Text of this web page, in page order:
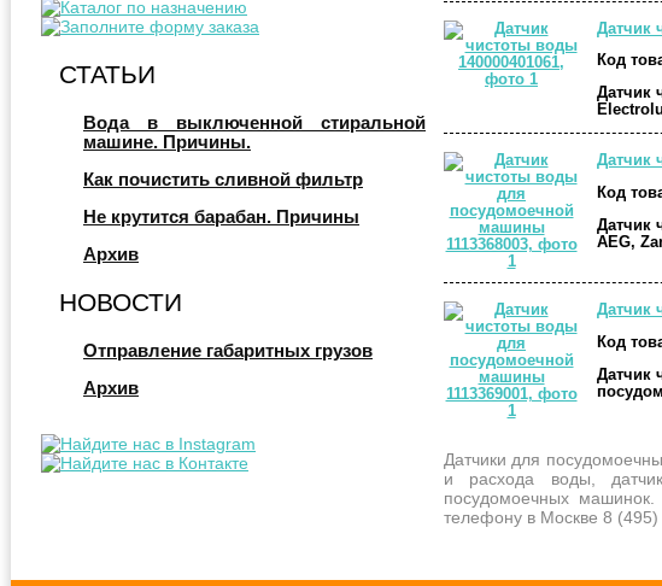
СТАТЬИ
Вода в выключенной стиральной
машине. Причины.
Как почистить сливной фильтр
Не крутится барабан. Причины
Архив
НОВОСТИ
Отправление габаритных грузов
Архив
Датчик
Код
Датчик
Датчик
Код
Датчик
AEG,
Датчик
Код
Датчик
Датчики для
и расхода воды,
посудомоечных
телефону в Москве 8